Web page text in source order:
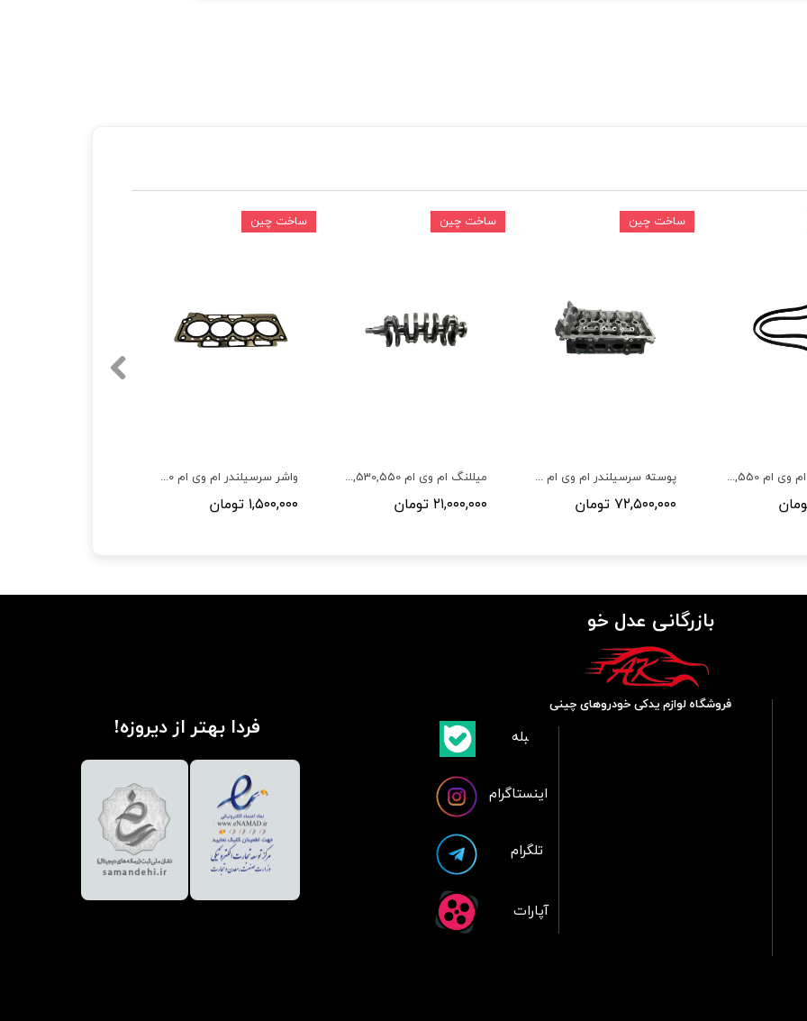
واشر سرسیلندر ام وی ام 530,550,X33,تیگو 5 ,تیگو 8 (فلزی)
۱,۵۰۰,۰۰۰ تومان
ساخت چین
میللنگ ام وی ام 530,550,X33,تیگو 5
۲۱,۰۰۰,۰۰۰ تومان
ساخت چین
پوسته سرسیلندر ام وی ام 530,550,X33 دنده
۷۲,۵۰۰,۰۰۰ تومان
ساخت چین
تسمه دینام ام وی ام 530,550,X33,تیگو5
بازرگانی عدل خو
فردا بهتر از دیروزه!
فروشگاه لوازم یدکی خودروهای چینی
آپارات
تلگرام
اینستاگرام
​بلبله​​​​​​​بله